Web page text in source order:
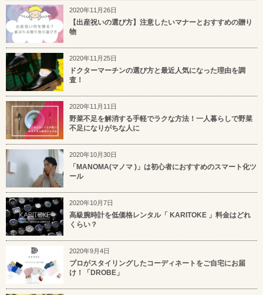
2020年11月26日
【出産祝いの選び方】注意したいマナーとおすすめの贈り
物
2020年11月25日
ドクターマーチンの選び方と最近人気になった理由を調
査！
2020年11月11日
野菜不足を解消する手軽でラクな方法！一人暮らしで野菜
不足になりがちな人に
2020年10月30日
「MANOMA(マノマ )」は初心者におすすめのスマート化ツ
ール
2020年10月7日
高級腕時計を低価格レンタル「 KARITOKE 」料金はどれ
くらい？
2020年9月4日
プロがスタイリングしたコーディネートをご自宅にお届
け！「DROBE」